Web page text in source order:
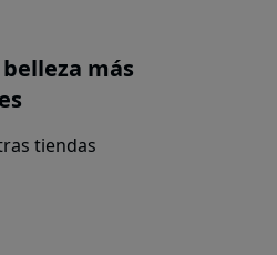
más
tiendas